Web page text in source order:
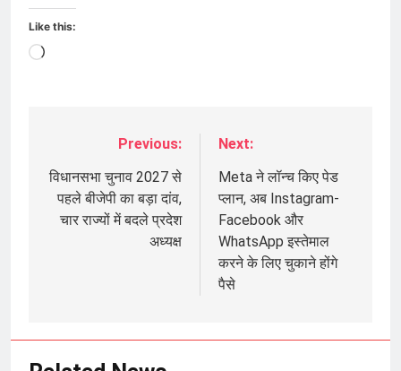
Like this:
Loading…
navigation
Previous:
विधानसभा चुनाव 2027 से
पहले बीजेपी का बड़ा दांव,
चार राज्यों में बदले प्रदेश
अध्यक्ष
Next:
Meta ने लॉन्च किए पेड
प्लान, अब Instagram-
Facebook और
WhatsApp इस्तेमाल
करने के लिए चुकाने होंगे
पैसे